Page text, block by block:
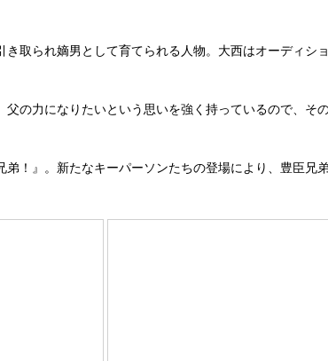
取られ嫡男として育てられる人物。大西はオーディシ
の力になりたいという思いを強く持っているので、そ
！』。新たなキーパーソンたちの登場により、豊臣兄